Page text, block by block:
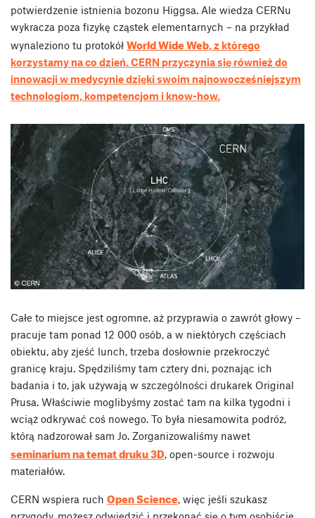
potwierdzenie istnienia bozonu Higgsa. Ale wiedza CERNu
wykracza poza fizykę cząstek elementarnych – na przykład
wynaleziono tu protokół World Wide Web, z którego
korzystamy na co dzień. CERN przyczynia się również do
innowacji w medycynie dzięki swoim najnowocześniejszym
technologiom, kompetencjom i know-how.
Całe to miejsce jest ogromne, aż przyprawia o zawrót głowy –
pracuje tam ponad 12 000 osób, a w niektórych częściach
obiektu, aby zjeść lunch, trzeba dosłownie przekroczyć
granicę kraju. Spędziliśmy tam cztery dni, poznając ich
badania i to, jak używają w szczególności drukarek Original
Prusa. Właściwie moglibyśmy zostać tam na kilka tygodni i
wciąż odkrywać coś nowego. To była niesamowita podróż,
którą nadzorował sam Jo. Zorganizowaliśmy nawet
seminarium na temat druku 3D, open-source i rozwoju
materiałów.
CERN wspiera ruch Open Science, więc jeśli szukasz